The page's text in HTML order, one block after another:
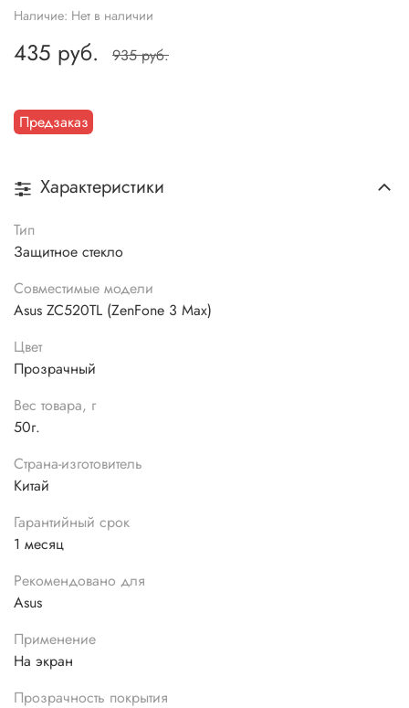
Наличие: Нет в наличии
Предзаказ
435 руб. 935 руб.
Характеристики
Тип
Защитное стекло
Совместимые модели
Asus ZC520TL (ZenFone 3 Max)
Цвет
Прозрачный
Вес товара, г
50г.
Страна-изготовитель
Китай
Гарантийный срок
1 месяц
Рекомендовано для
Asus
Применение
На экран
Прозрачность покрытия